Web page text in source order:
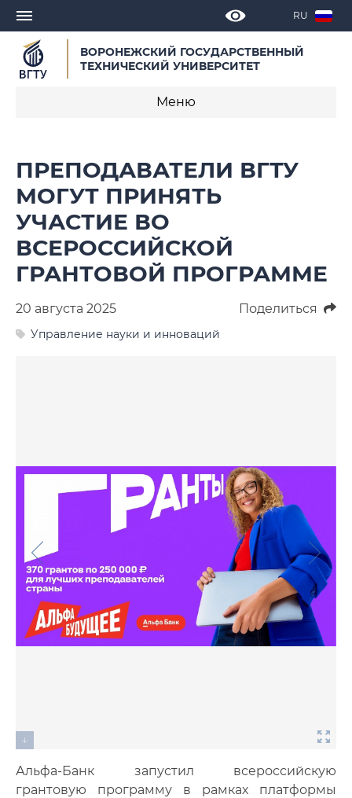
RU
ВОРОНЕЖСКИЙ ГОСУДАРСТВЕННЫЙ
ТЕХНИЧЕСКИЙ УНИВЕРСИТЕТ
Меню
Объявления
СМИ о нас
Выступления, доклады, интервью
Корпоративные издания
Контакты для СМИ
ПРЕПОДАВАТЕЛИ ВГТУ
МОГУТ ПРИНЯТЬ
УЧАСТИЕ ВО
ВСЕРОССИЙСКОЙ
ГРАНТОВОЙ ПРОГРАММЕ
20 августа 2025 Поделиться
Управление науки и инноваций
Альфа-Банк запустил всероссийскую
грантовую программу в рамках платформы